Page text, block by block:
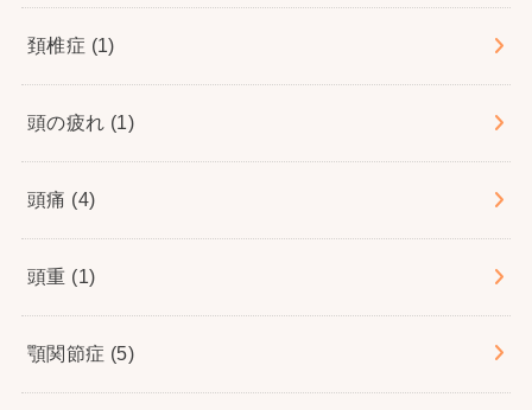
頚椎症 (1)
頭の疲れ (1)
頭痛 (4)
頭重 (1)
顎関節症 (5)